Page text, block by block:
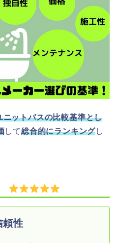
ニットバスの比較基準とし
して総合的にランキングし
信頼性